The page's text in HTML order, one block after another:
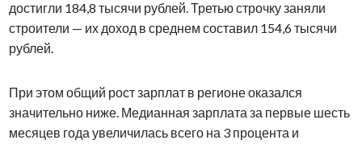
достигли 184,8 тысячи рублей. Третью строчку заняли
строители — их доход в среднем составил 154,6 тысячи
рублей.
При этом общий рост зарплат в регионе оказался
значительно ниже. Медианная зарплата за первые шесть
месяцев года увеличилась всего на 3 процента и